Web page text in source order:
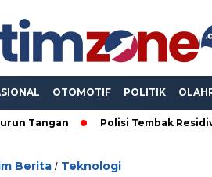
OTOMOTIF POLITIK
Polisi Tembak Residivis yang
Berita / Teknologi